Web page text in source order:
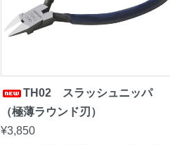
TH02 スラッシュニッパ
（極薄ラウンド刃）
¥3,850